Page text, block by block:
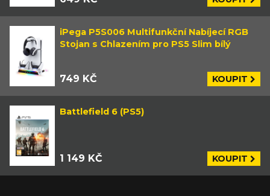
iPega P5S006 Multifunkční Nabíjecí RGB
Stojan s Chlazením pro PS5 Slim bílý
749 KČ KOUPIT
Battlefield 6 (PS5)
1 149 KČ KOUPIT